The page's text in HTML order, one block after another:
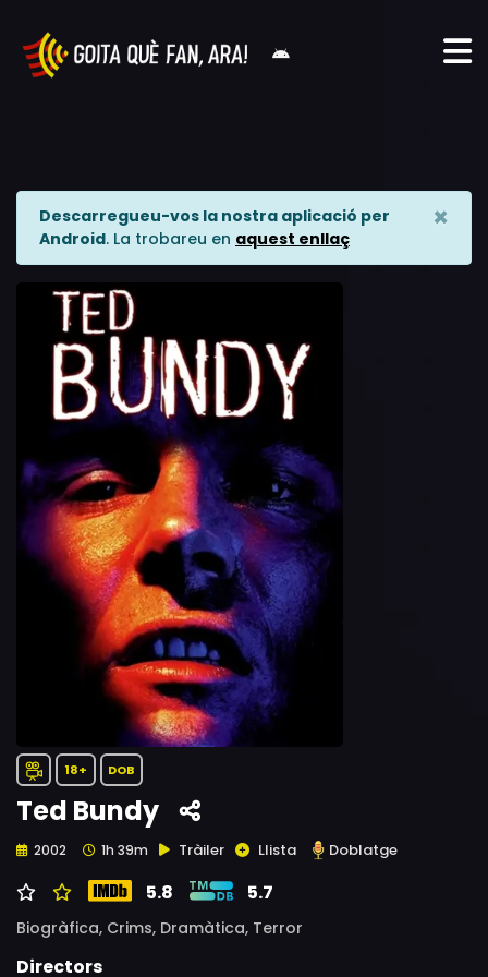
Descarregueu-vos la nostra aplicació per
Android. La trobareu en aquest enllaç
×
18+ DOB
Ted Bundy
2002 1h 39m Tràiler Llista Doblatge
5.8 5.7
Biogràfica, Crims, Dramàtica, Terror
Directors